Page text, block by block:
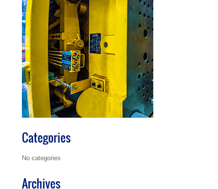
Categories
No categories
Archives